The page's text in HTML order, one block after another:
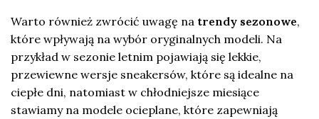
Warto również zwrócić uwagę na trendy sezonowe,
które wpływają na wybór oryginalnych modeli. Na
przykład w sezonie letnim pojawiają się lekkie,
przewiewne wersje sneakersów, które są idealne na
ciepłe dni, natomiast w chłodniejsze miesiące
stawiamy na modele ocieplane, które zapewniają